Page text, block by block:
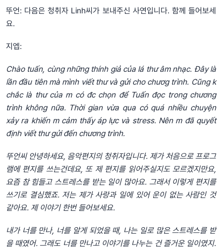
뚜언: 다음은 청취자 Linh씨가 보내주신 사연입니다. 함께 들어보세
요.
지엡:
Chào tuấn, cùng những thính giả của lá thư âm nhạc. Đây là
lần đầu tiên mà mình viết thư và gửi cho chươg trình. Cũng k
chắc là thư của m có đc chọn để Tuấn đọc trong chương
trình không nữa. Thời gian vừa qua có quá nhiều chuyện
xảy ra khiến m cảm thấy áp lực và stress. Nên m đã quyết
định viết thư gửi đến chương trình.
뚜언씨 안녕하세요, 음악편지의 청취자입니다. 제가 처음으로 프로그
램에 편지를 쓰는건데요, 또 제 편지를 읽어주실지도 모르겠지만요,
요즘 참 힘들고 스트레스를 받는 일이 많아요. 그래서 이렇게 편지를
쓰기로 결심했죠. 저는 제가 사랑과 일에 있어 운이 없는 사람인 것
같아요. 제 이야기 한번 들어보세요.
내가 너를 만나, 너를 알게 되었을 때, 나는 일로 많은 스트레스를 받
을 때였어. 그래도 너를 만나고 이야기를 나누는 건 즐거운 일이였지.